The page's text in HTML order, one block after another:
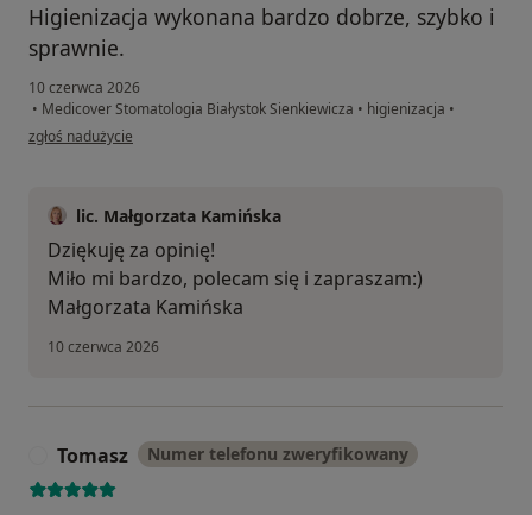
Higienizacja wykonana bardzo dobrze, szybko i
sprawnie.
10 czerwca 2026
• Medicover Stomatologia Białystok Sienkiewicza • higienizacja •
w opinii użytkownika KM
zgłoś nadużycie
lic. Małgorzata Kamińska
Dziękuję za opinię!
Miło mi bardzo, polecam się i zapraszam:)
Małgorzata Kamińska
10 czerwca 2026
Tomasz Numer telefonu zweryfikowany